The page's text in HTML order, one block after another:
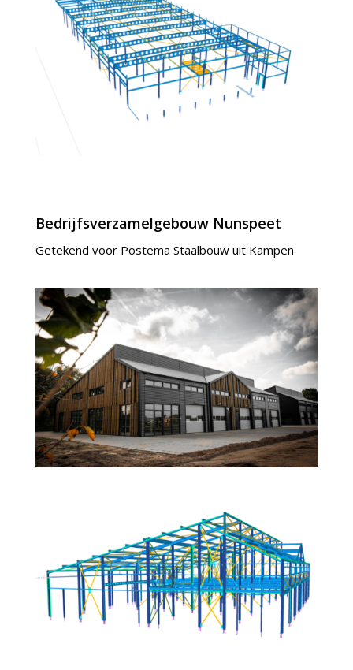
Bedrijfsverzamelgebouw Nunspeet
Getekend voor Postema Staalbouw uit Kampen